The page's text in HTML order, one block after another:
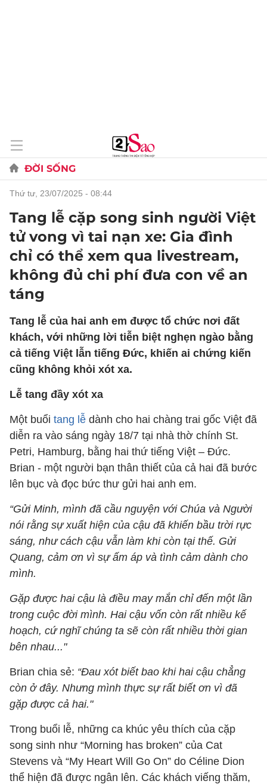
ĐỜI SỐNG
thứ tư, 23/07/2025 - 08:44
Tang lễ cặp song sinh người Việt
tử vong vì tai nạn xe: Gia đình
chỉ có thể xem qua livestream,
không đủ chi phí đưa con về an
táng
Tang lễ của hai anh em được tổ chức nơi đất
khách, với những lời tiễn biệt nghẹn ngào bằng
cả tiếng Việt lẫn tiếng Đức, khiến ai chứng kiến
cũng không khỏi xót xa.
Lễ tang đầy xót xa
Một buổi tang lễ dành cho hai chàng trai gốc Việt đã
diễn ra vào sáng ngày 18/7 tại nhà thờ chính St.
Petri, Hamburg, bằng hai thứ tiếng Việt – Đức.
Brian - một người bạn thân thiết của cả hai đã bước
lên bục và đọc bức thư gửi hai anh em.
“Gửi Minh, mình đã cầu nguyện với Chúa và Người
nói rằng sự xuất hiện của cậu đã khiến bầu trời rực
sáng, như cách cậu vẫn làm khi còn tại thế. Gửi
Quang, cảm ơn vì sự ấm áp và tình cảm dành cho
mình.
Gặp được hai cậu là điều may mắn chỉ đến một lần
trong cuộc đời mình. Hai cậu vốn còn rất nhiều kế
hoạch, cứ nghĩ chúng ta sẽ còn rất nhiều thời gian
bên nhau..."
Brian chia sẻ: “Đau xót biết bao khi hai cậu chẳng
còn ở đây. Nhưng mình thực sự rất biết ơn vì đã
gặp được cả hai."
Trong buổi lễ, những ca khúc yêu thích của cặp
song sinh như “Morning has broken” của Cat
Stevens và “My Heart Will Go On” do Céline Dion
thể hiện đã được ngân lên. Các khách viếng thăm,